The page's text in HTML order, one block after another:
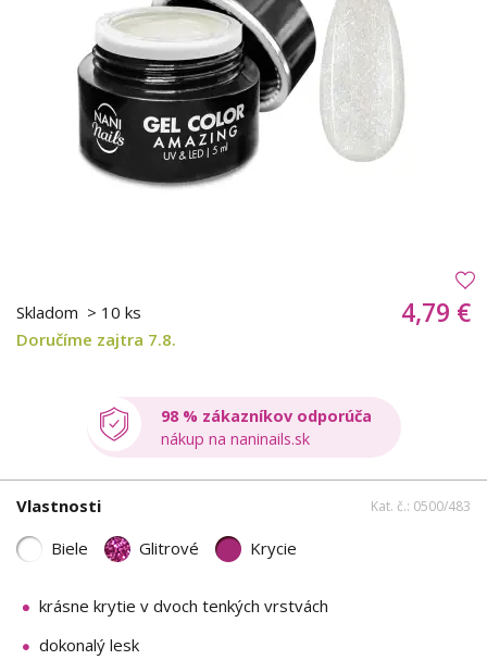
Skladom > 10 ks
Doručíme zajtra 7.8.
4,79 €
98 % zákazníkov odporúča
nákup na naninails.sk
Vlastnosti Kat. č.: 0500/483
Biele Glitrové Krycie
krásne krytie v dvoch tenkých vrstvách
dokonalý lesk